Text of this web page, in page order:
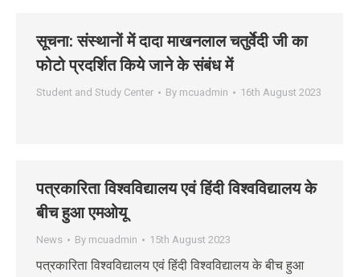
सूचना: संस्‍थानों में दादा माखनलाल चतुर्वेदी जी का
फोटो प्रदर्शित किये जाने के संबंध में
Student and Study Center By mcuadmin 16th August 2023
पत्रकारिता विश्वविद्यालय एवं हिंदी विश्वविद्यालय के
बीच हुआ एमओयू
News By mcuadmin 15th August 2023
पत्रकारिता विश्वविद्यालय एवं हिंदी विश्वविद्यालय के बीच हुआ